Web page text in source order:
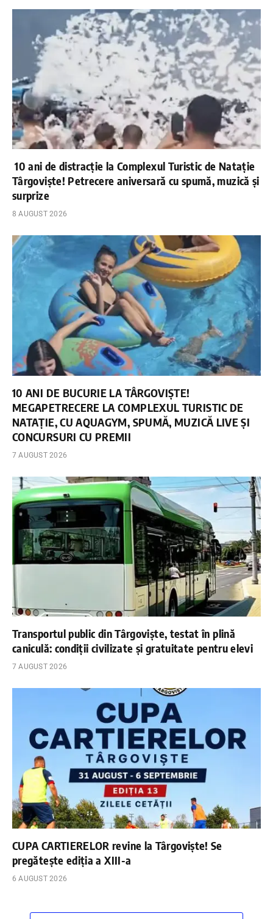
10 ani de distracție la Complexul Turistic de Natație
Târgoviște! Petrecere aniversară cu spumă, muzică și
surprize
8 AUGUST 2026
10 ANI DE BUCURIE LA TÂRGOVIȘTE!
MEGAPETRECERE LA COMPLEXUL TURISTIC DE
NATAȚIE, CU AQUAGYM, SPUMĂ, MUZICĂ LIVE ȘI
CONCURSURI CU PREMII
7 AUGUST 2026
Transportul public din Târgoviște, testat în plină
caniculă: condiții civilizate și gratuitate pentru elevi
7 AUGUST 2026
CUPA CARTIERELOR revine la Târgoviște! Se
pregătește ediția a XIII-a
6 AUGUST 2026